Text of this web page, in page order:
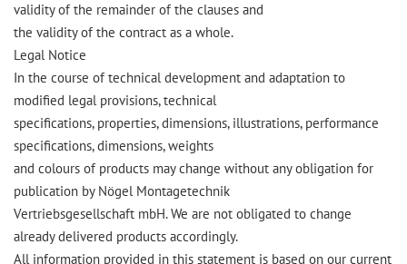
validity of the remainder of the clauses and
the validity of the contract as a whole.
Legal Notice
In the course of technical development and adaptation to
modified legal provisions, technical
specifications, properties, dimensions, illustrations, performance
specifications, dimensions, weights
and colours of products may change without any obligation for
publication by Nögel Montagetechnik
Vertriebsgesellschaft mbH. We are not obligated to change
already delivered products accordingly.
All information provided in this statement is based on our current